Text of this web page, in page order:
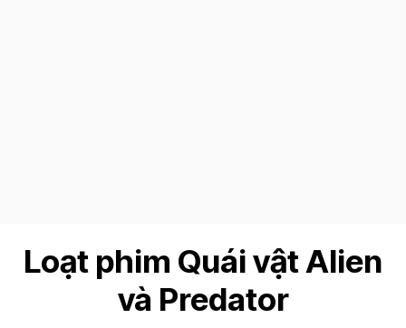
Loạt phim Quái vật Alien
và Predator